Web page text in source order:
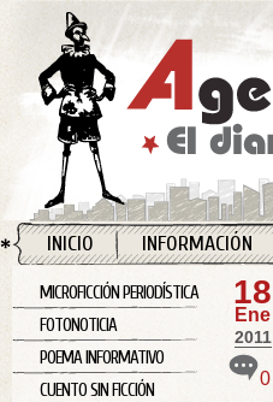
INICIO INFORMACIÓN
MICROFICCIÓN PERIODÍSTICA
FOTONOTICIA
POEMA INFORMATIVO
CUENTO SIN FICCIÓN
18
Ene
2011
0